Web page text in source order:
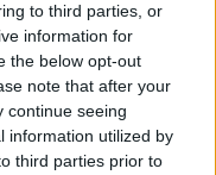
to third parties, or
information for
the below opt-out
note that after your
continue seeing
information utilized by
third parties prior to